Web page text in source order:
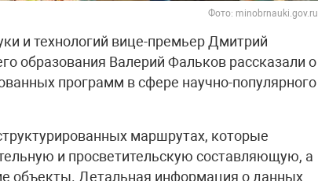
Фото: minobrnauki.gov.ru
и технологий вице-премьер Дмитрий
образования Валерий Фальков рассказали о
программ в сфере научно-популярного
маршрутах, которые
и просветительскую составляющую, а
объекты. Детальная информация о данных